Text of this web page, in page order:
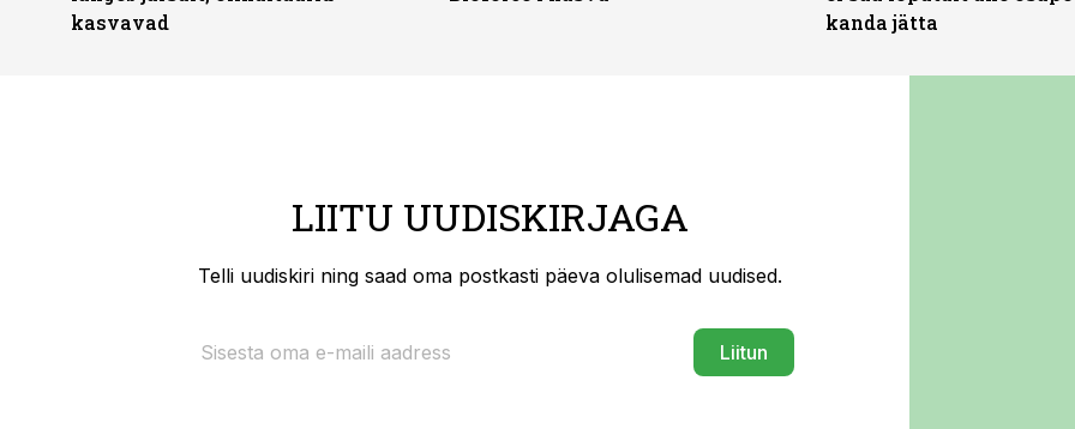
kasvavad
kanda jätta
LIITU UUDISKIRJAGA
Telli uudiskiri ning saad oma postkasti päeva olulisemad uudised.
Liitun